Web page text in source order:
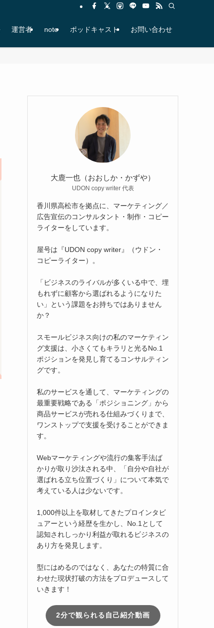
運営者 note ポッドキャスト お問い合わせ
大鹿一也（おおしか・かずや）
UDON copy writer 代表
香川県高松市を拠点に、マーケティング／
広告宣伝のコンサルタント・制作・コピー
ライターをしています。
屋号は『UDON copy writer』（ウドン・
コピーライター）。
「ビジネスのライバルが多くいる中で、埋
もれずに顧客から選ばれるようになりた
い」という課題をお持ちではありません
か？
スモールビジネス向けの私のマーケティン
グ支援は、小さくてもキラリと光るNo.1
ポジションを発見し育てるコンサルティン
グです。
私のサービスを通して、マーケティングの
最重要戦略である「ポジショニング」から
商品サービスが売れる仕組みづくりまで、
ワンストップで支援を受けることができま
す。
Webマーケティングや流行の集客手法ば
かりが取り沙汰される中、「自分や自社が
選ばれる立ち位置づくり」について本気で
考えている人は少ないです。
1,000件以上を取材してきたプロインタビ
ュアーという経歴を生かし、No.1として
認知されしっかり利益が取れるビジネスの
あり方を発見します。
型にはめるのではなく、あなたの特質に合
わせた現状打破の方法をプロデュースして
いきます！
2分で観られる自己紹介動画